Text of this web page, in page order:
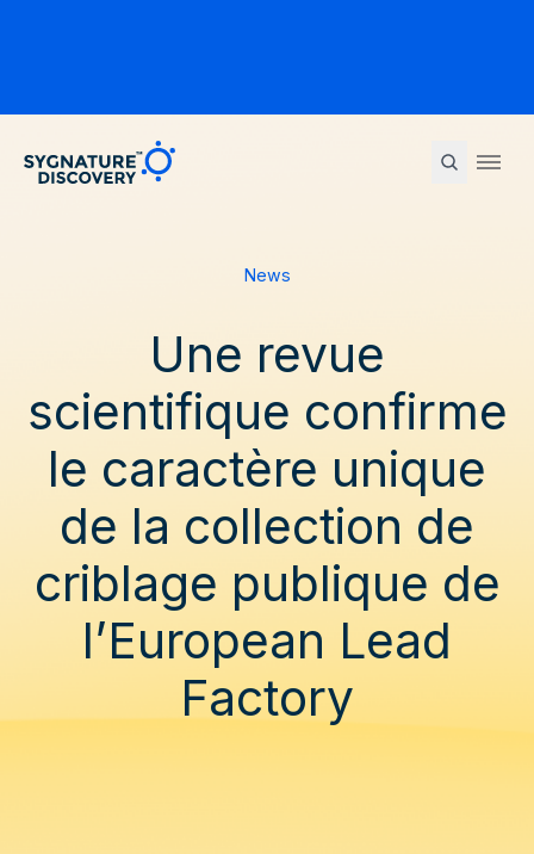
Sygnature
News
Une revue
scientifique confirme
le caractère unique
de la collection de
criblage publique de
l’European Lead
Factory